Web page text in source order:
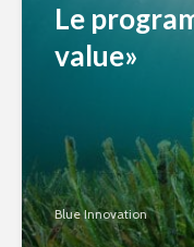
Le
value»
Blue Innovation